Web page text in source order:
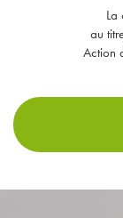
La
au
Action